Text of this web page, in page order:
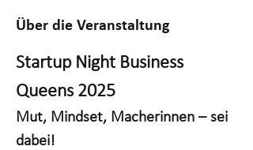
Über die Veranstaltung
Startup Night Business
Queens 2025
Mut, Mindset, Macherinnen – sei
dabei!